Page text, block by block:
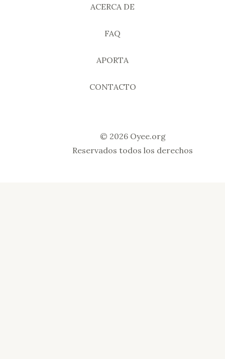
ACERCA DE
FAQ
APORTA
CONTACTO
© 2026 Oyee.org
Reservados todos los derechos